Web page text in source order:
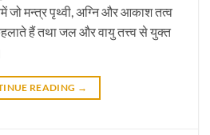
जो मन्त्र पृथ्वी, अग्नि और आकाश तत्व
हैं तथा जल और वायु तत्त्व से युक्त
READING →